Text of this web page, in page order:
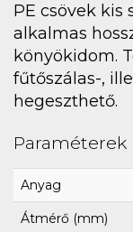
PE csövek kis
alkalmas
könyökidom.
fűtőszálas-,
hegeszthető.
Paraméterek
Anyag
Átmérő (mm)